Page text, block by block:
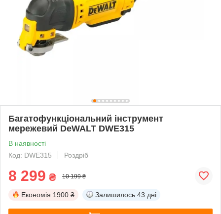
Багатофункціональний інструмент
мережевий DeWALT DWE315
В наявності
Код: DWE315
Роздріб
8 299 ₴ 10 199 ₴
Економія 1900 ₴ Залишилось 43 дні